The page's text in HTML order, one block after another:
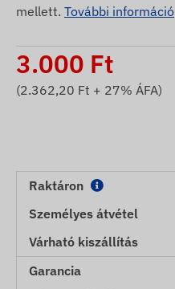
mellett. További információ
3.000 Ft
(2.362,20 Ft + 27% ÁFA)
Raktáron
Személyes átvétel
Várható kiszállítás
Garancia